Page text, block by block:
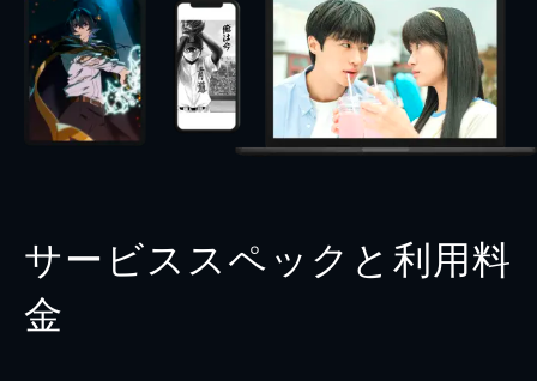
サービススペックと利用料
金